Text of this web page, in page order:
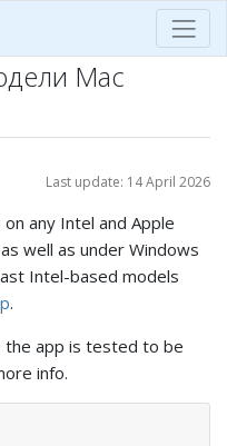
Mac
Last update: 14 April 2026
any Intel and Apple
well as under Windows
Intel-based models
.
the app is tested to be
info.